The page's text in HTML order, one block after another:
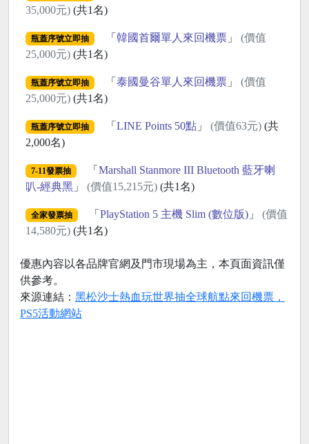
35,000元) (共1名)
瓶蓋序號立即抽 「 韓國首爾單人來回機票」 (價值
25,000元) (共1名)
瓶蓋序號立即抽 「 泰國曼谷單人來回機票」 (價值
25,000元) (共1名)
瓶蓋序號立即抽 「 LINE Points 50點」 (價值63元)(共
2,000名)
7-11發票抽 「 Marshall Stanmore III Bluetooth 藍牙喇
叭-經典黑 」 (價值15,215元) (共1名)
全家發票抽 「 PlayStation 5 主機 Slim (數位版)」 (價值
14,580元) (共1名)
優惠內容以各品牌官網及門市現場為主，本頁面資訊僅
供參考。
來源連結： 黑松沙士熱血玩世界抽全球航點來回機票，
PS5活動網站